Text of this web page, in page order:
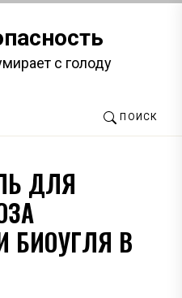
с голоду
ПОИСК
ДЛЯ
БИОУГЛЯ В